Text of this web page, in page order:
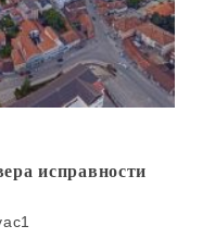
исправности